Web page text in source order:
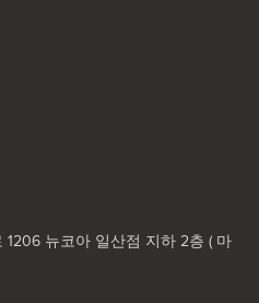
뉴코아 일산점 지하 2층 ( 마